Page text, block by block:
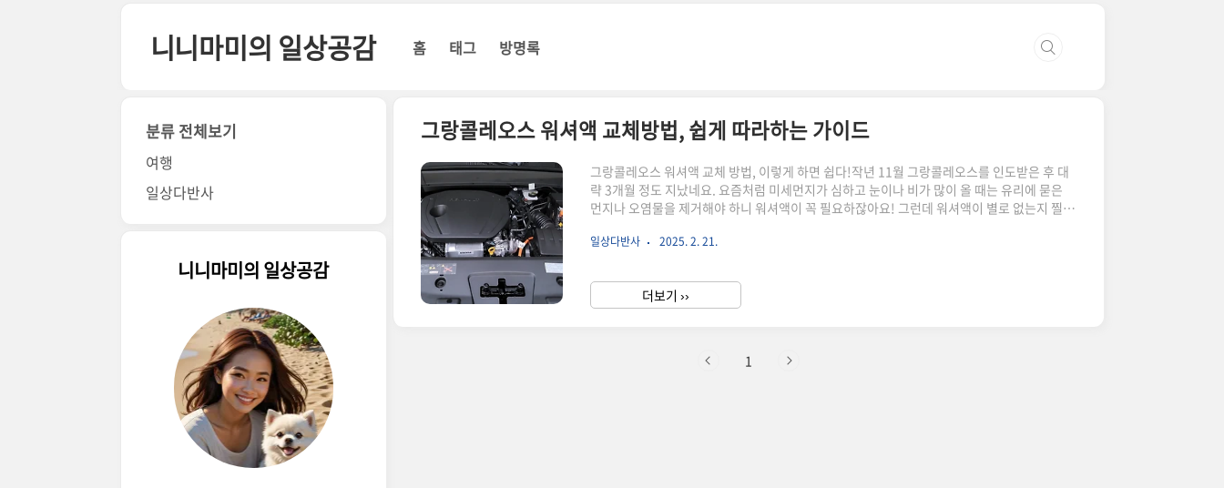
니니마미의 일상공감 홈 태그 방명록
그랑콜레오스 워셔액 교체방법, 쉽게 따라하는 가이드
그랑콜레오스 워셔액 교체 방법, 이렇게 하면 쉽다!작년 11월 그랑콜레오스를 인도받은 후 대
략 3개월 정도 지났네요. 요즘처럼 미세먼지가 심하고 눈이나 비가 많이 올 때는 유리에 묻은
먼지나 오염물을 제거해야 하니 워셔액이 꼭 필요하잖아요! 그런데 워셔액이 별로 없는지 찔끔
그렇기 때문에 주기적으로 점검하는 것이 중요해요. 오늘 포스팅은 그랑콜레오스 워셔액 교체
금 특별한 것 같아요. 과거에는 보닛을 열려면 핸들 아래쪽에 있는 보닛 레버를 한 번만 딸깍하
고 당기면 보닛이 덜컹하고 살짝 열렸었죠. 그리고 그 틈 사이로 손을 넣어서 2중..
일상다반사 2025. 2. 21.
더보기 ››
1
분류 전체보기
여행
일상다반사
니니마미의 일상공감